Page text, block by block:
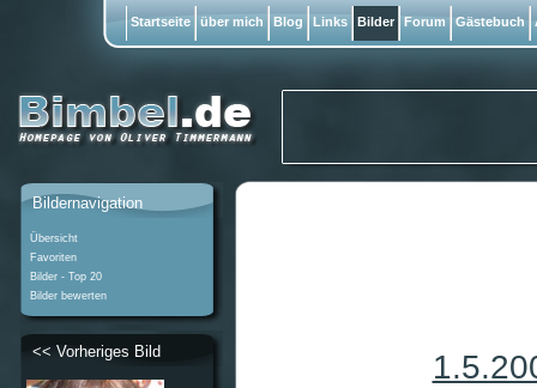
Bildernavigation
Übersicht
Favoriten
Bilder - Top 20
Bilder bewerten
<< Vorheriges Bild
Startseite über mich Blog Links Bilder Forum Gästebuch